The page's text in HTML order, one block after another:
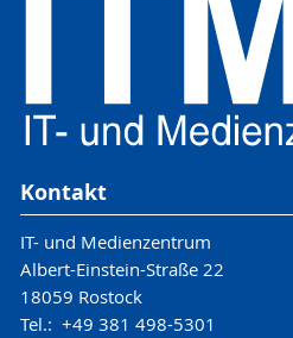
Kontakt
IT- und Medienzentrum
Albert-Einstein-Straße 22
18059 Rostock
Tel.: +49 381 498-5301